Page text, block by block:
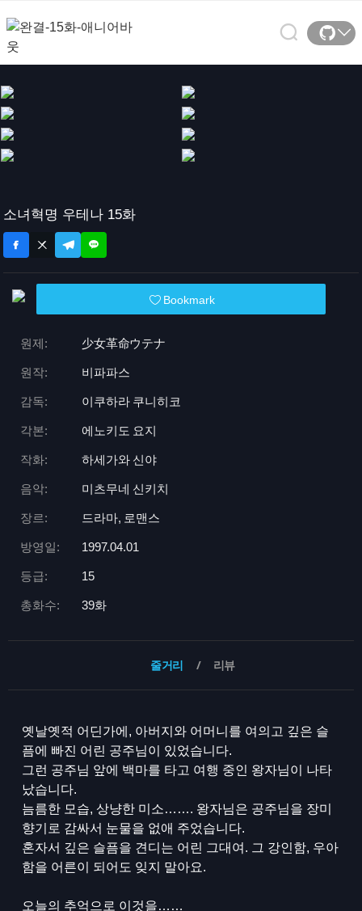
소녀혁명 우테나 15화
Bookmark
원제: 少女革命ウテナ
원작: 비파파스
감독: 이쿠하라 쿠니히코
각본: 에노키도 요지
작화: 하세가와 신야
음악: 미츠무네 신키치
장르: 드라마, 로맨스
방영일: 1997.04.01
등급: 15
총화수: 39화
줄거리 리뷰
옛날옛적 어딘가에, 아버지와 어머니를 여의고 깊은 슬
픔에 빠진 어린 공주님이 있었습니다.
그런 공주님 앞에 백마를 타고 여행 중인 왕자님이 나타
났습니다.
늠름한 모습, 상냥한 미소……. 왕자님은 공주님을 장미
향기로 감싸서 눈물을 없애 주었습니다.
혼자서 깊은 슬픔을 견디는 어린 그대여. 그 강인함, 우아
함을 어른이 되어도 잊지 말아요.
오늘의 추억으로 이것을……